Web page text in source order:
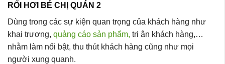
RỐI HƠI BÉ CHỊ QUÁN 2
Dùng trong các sự kiện quan trọng của khách hàng như
khai trương, quảng cáo sản phẩm, tri ân khách hàng,…
nhằm làm nổi bật, thu thút khách hàng cũng như mọi
người xung quanh.